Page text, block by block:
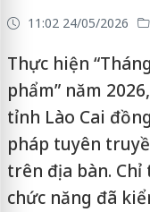
11:02 24/05/2026
Thực hiện
phẩm” năm
tỉnh Lào Cai
pháp tuyên
trên địa bàn.
chức năng đã